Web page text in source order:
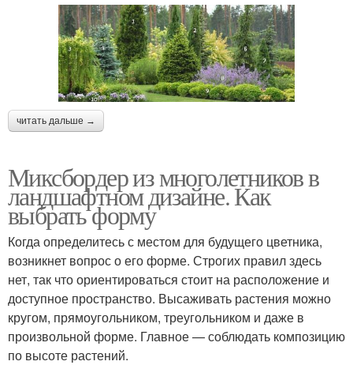
читать дальше →
Миксбордер из многолетников в
ландшафтном дизайне. Как
выбрать форму
Когда определитесь с местом для будущего цветника,
возникнет вопрос о его форме. Строгих правил здесь
нет, так что ориентироваться стоит на расположение и
доступное пространство. Высаживать растения можно
кругом, прямоугольником, треугольником и даже в
произвольной форме. Главное — соблюдать композицию
по высоте растений.